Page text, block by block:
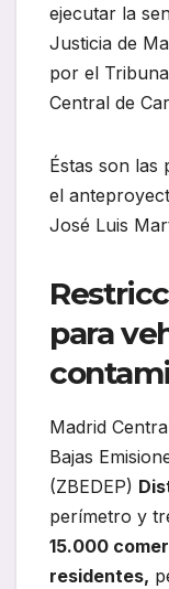
ejecutar la
Justicia de
por el
Central de
Éstas son las
el
José Luis
para
Madrid
Bajas
(ZBEDEP)
perímetro y
15.000
residentes,